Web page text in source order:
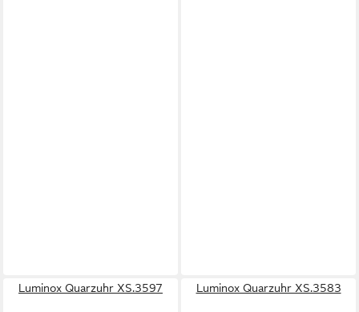
Luminox Quarzuhr XS.3597 Luminox Quarzuhr XS.3583